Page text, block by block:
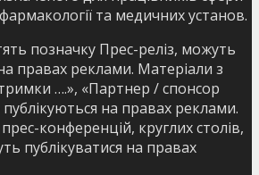
та медичних установ.
позначку Прес-реліз, можуть
правах реклами. Матеріали з
….», «Партнер / спонсор
на правах реклами.
прес-конференцій, круглих столів,
публікуватися на правах